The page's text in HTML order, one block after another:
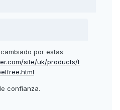
por estas
site/uk/products/t
confianza.